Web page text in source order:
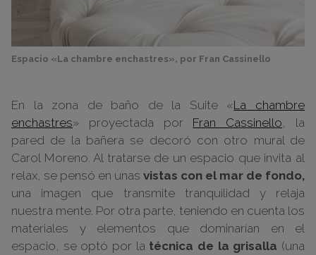
Espacio «La chambre enchastres», por Fran Cassinello
En la zona de baño de la Suite «La chambre
enchastres» proyectada por Fran Cassinello, la
pared de la bañera se decoró con otro mural de
Carol Moreno. Al tratarse de un espacio que invita al
relax, se pensó en unas vistas con el mar de fondo,
una imagen que transmite tranquilidad y relaja
nuestra mente. Por otra parte, teniendo en cuenta los
materiales y elementos que dominarían en el
espacio, se optó por la técnica de la grisalla (una